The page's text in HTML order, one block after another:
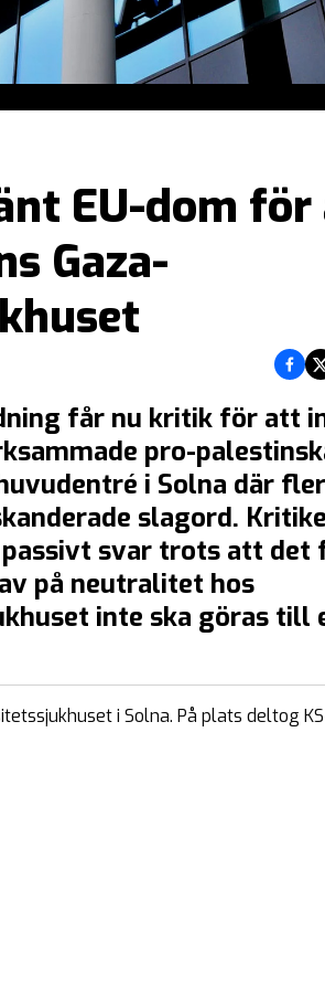
EU-dom
Gaza-
Dela
får nu kritik för att
pro-
i Solna där
slagord.
svar trots att det
på neutralitet hos
inte ska göras till
i Solna. På plats deltog